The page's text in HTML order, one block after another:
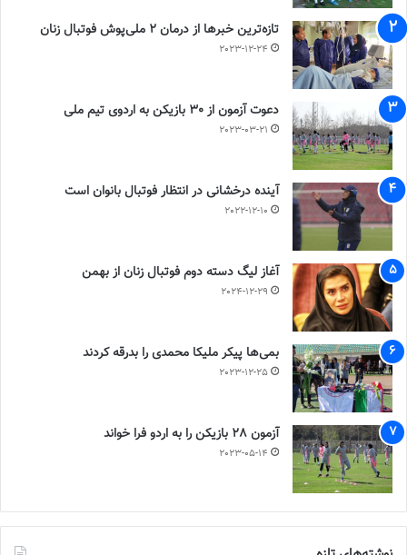
تازه‌ترین خبرها از درمان ۲ ملی‌پوش فوتبال زنان
2023-12-24
دعوت آزمون از 30 بازیکن به اردوی تیم ملی
2023-03-21
آینده درخشانی در انتظار فوتبال بانوان است
2022-12-10
آغاز لیگ دسته دوم فوتبال زنان از بهمن
2024-12-29
بمی‌ها پیکر ملیکا محمدی را بدرقه کردند
2023-12-25
آزمون 28 بازیکن را به اردو فرا خواند
2023-05-14